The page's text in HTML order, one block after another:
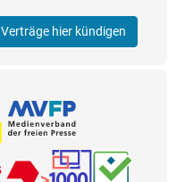
Verträge hier kündigen